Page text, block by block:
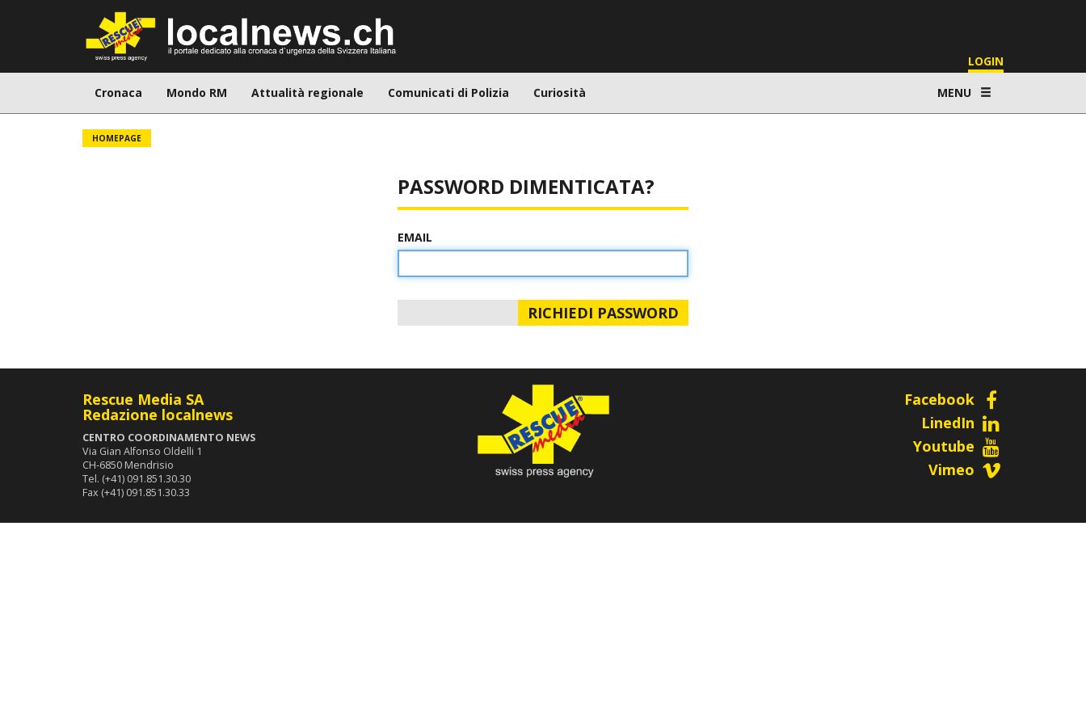
LOGIN
Cronaca Mondo RM Attualità regionale Comunicati di Polizia Curiosità MENU
HOMEPAGE
PASSWORD DIMENTICATA?
EMAIL
Rescue Media SA
Redazione localnews
CENTRO COORDINAMENTO NEWS
Via Gian Alfonso Oldelli 1
CH-6850 Mendrisio
Tel. (+41) 091.851.30.30
Fax (+41) 091.851.30.33
Facebook
LinedIn
Youtube
Vimeo